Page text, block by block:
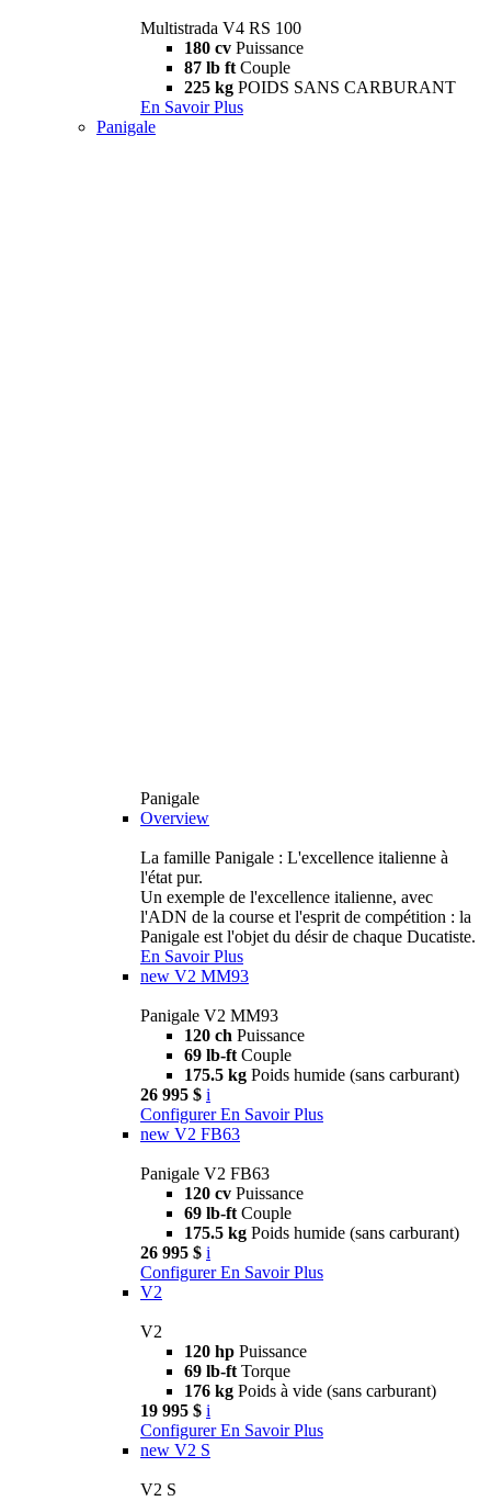
Multistrada V4 RS 100
180 cv Puissance
87 lb ft Couple
225 kg POIDS SANS CARBURANT
En Savoir Plus
Panigale
Panigale
Overview
La famille Panigale : L'excellence italienne à
l'état pur.
Un exemple de l'excellence italienne, avec
l'ADN de la course et l'esprit de compétition : la
Panigale est l'objet du désir de chaque Ducatiste.
En Savoir Plus
new V2 MM93
Panigale V2 MM93
120 ch Puissance
69 lb-ft Couple
175.5 kg Poids humide (sans carburant)
26 995 $ i
Configurer En Savoir Plus
new V2 FB63
Panigale V2 FB63
120 cv Puissance
69 lb-ft Couple
175.5 kg Poids humide (sans carburant)
26 995 $ i
Configurer En Savoir Plus
V2
V2
120 hp Puissance
69 lb-ft Torque
176 kg Poids à vide (sans carburant)
19 995 $ i
Configurer En Savoir Plus
new V2 S
V2 S